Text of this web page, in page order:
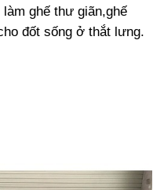
ghế thư giãn,ghế
đốt sống ở thắt lưng.